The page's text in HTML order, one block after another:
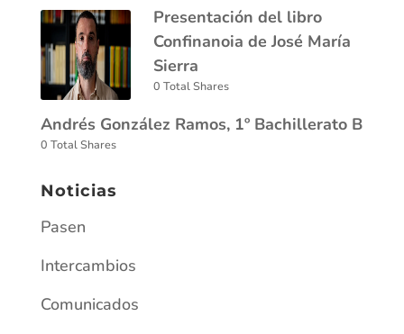
Presentación del libro
Confinanoia de José María
Sierra
0 Total Shares
Andrés González Ramos, 1º Bachillerato B
0 Total Shares
Noticias
Pasen
Intercambios
Comunicados